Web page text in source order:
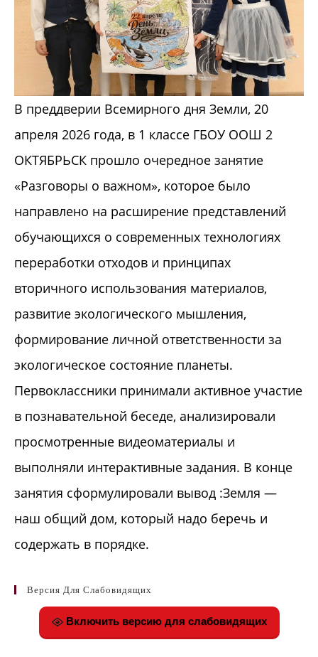
В преддверии Всемирного дня Земли, 20
апреля 2026 года, в 1 классе ГБОУ ООШ 2
ОКТЯБРЬСК прошло очередное занятие
«Разговоры о важном», которое было
направлено на расширение представлений
обучающихся о современных технологиях
переработки отходов и принципах
вторичного использования материалов,
развитие экологического мышления,
формирование личной ответственности за
экологическое состояние планеты.
Первоклассники принимали активное участие
в познавательной беседе, анализировали
просмотренные видеоматериалы и
выполняли интерактивные задания. В конце
занятия сформулировали вывод :Земля —
наш общий дом, который надо беречь и
содержать в порядке.
Версия Для Слабовидящих
Включить версию для слабовидящих